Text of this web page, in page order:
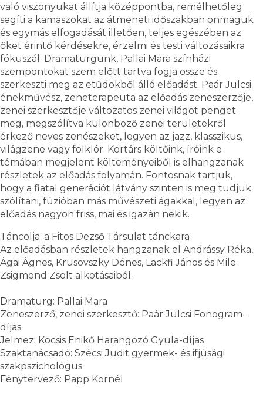
való viszonyukat állítja középpontba, remélhetőleg
segíti a kamaszokat az átmeneti időszakban önmaguk
és egymás elfogadását illetően, teljes egészében az
őket érintő kérdésekre, érzelmi és testi változásaikra
fókuszál. Dramaturgunk, Pallai Mara színházi
szempontokat szem előtt tartva fogja össze és
szerkeszti meg az etűdökből álló előadást. Paár Julcsi
énekművész, zeneterapeuta az előadás zeneszerzője,
zenei szerkesztője változatos zenei világot penget
meg, megszólítva különböző zenei területekről
érkező neves zenészeket, legyen az jazz, klasszikus,
világzene vagy folklór. Kortárs költőink, íróink e
témában megjelent költeményeiből is elhangzanak
részletek az előadás folyamán. Fontosnak tartjuk,
hogy a fiatal generációt látvány szinten is meg tudjuk
szólítani, fúzióban más művészeti ágakkal, legyen az
előadás nagyon friss, mai és igazán nekik.
Táncolja: a Fitos Dezső Társulat tánckara
Az előadásban részletek hangzanak el Andrássy Réka,
Ágai Ágnes, Krusovszky Dénes, Lackfi János és Mile
Zsigmond Zsolt alkotásaiból.
Dramaturg: Pallai Mara
Zeneszerző, zenei szerkesztő: Paár Julcsi Fonogram-
díjas
Jelmez: Kocsis Enikő Harangozó Gyula-díjas
Szaktanácsadó: Szécsi Judit gyermek- és ifjúsági
szakpszichológus
Fénytervező: Papp Kornél